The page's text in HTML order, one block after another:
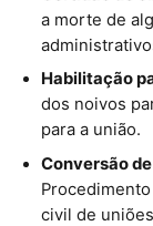
a morte de
Habilitação
dos noivos
para a união.
Conversão
civil de